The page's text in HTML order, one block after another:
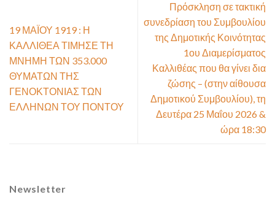
19 ΜΑΪΟΥ 1919 : Η
ΚΑΛΛΙΘΕΑ ΤΙΜΗΣΕ ΤΗ
ΜΝΗΜΗ ΤΩΝ 353.000
ΘΥΜΑΤΩΝ ΤΗΣ
ΓΕΝΟΚΤΟΝΙΑΣ ΤΩΝ
ΕΛΛΗΝΩΝ ΤΟΥ ΠΟΝΤΟΥ
Πρόσκληση σε τακτική
συνεδρίαση του Συμβουλίου
της Δημοτικής Κοινότητας
1ου Διαμερίσματος
Καλλιθέας που θα γίνει δια
ζώσης – (στην αίθουσα
Δημοτικού Συμβουλίου), τη
Δευτέρα 25 Μαΐου 2026 &
ώρα 18:30
Newsletter